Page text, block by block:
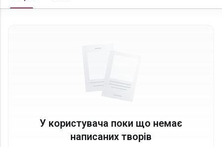
У користувача поки що немає
написаних творів